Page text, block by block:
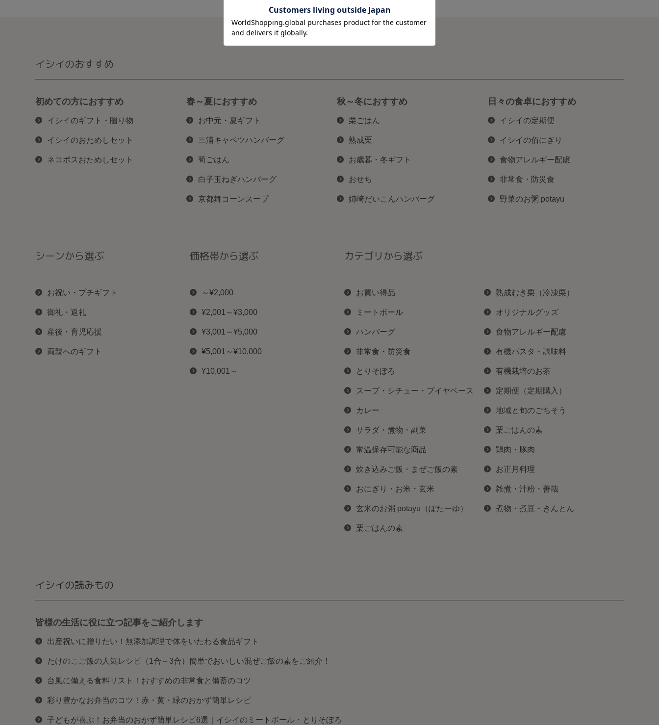
イシイのおすすめ
初めての方におすすめ
イシイのギフト・贈り物
イシイのおためしセット
ネコポスおためしセット
春～夏におすすめ
お中元・夏ギフト
三浦キャベツハンバーグ
筍ごはん
白子玉ねぎハンバーグ
京都舞コーンスープ
秋～冬におすすめ
栗ごはん
熟成栗
お歳暮・冬ギフト
おせち
姉崎だいこんハンバーグ
日々の食卓におすすめ
イシイの定期便
イシイの佰にぎり
食物アレルギー配慮
非常食・防災食
野菜のお粥 potayu
シーンから選ぶ
お祝い・プチギフト
御礼・返礼
産後・育児応援
両親へのギフト
価格帯から選ぶ
～¥2,000
¥2,001～¥3,000
¥3,001～¥5,000
¥5,001～¥10,000
¥10,001～
カテゴリから選ぶ
お買い得品
ミートボール
ハンバーグ
非常食・防災食
とりそぼろ
スープ・シチュー・ブイヤベース
カレー
サラダ・煮物・副菜
常温保存可能な商品
炊き込みご飯・まぜご飯の素
おにぎり・お米・玄米
玄米のお粥 potayu（ぽたーゆ）
栗ごはんの素
熟成むき栗（冷凍栗）
オリジナルグッズ
食物アレルギー配慮
有機パスタ・調味料
有機栽培のお茶
定期便（定期購入）
地域と旬のごちそう
栗ごはんの素
鶏肉・豚肉
お正月料理
雑煮・汁粉・善哉
煮物・煮豆・きんとん
イシイの読みもの
皆様の生活に役に立つ記事をご紹介します
出産祝いに贈りたい！無添加調理で体をいたわる食品ギフト
たけのこご飯の人気レシピ（1合～3合）簡単でおいしい混ぜご飯の素をご紹介！
台風に備える食料リスト！おすすめの非常食と備蓄のコツ
彩り豊かなお弁当のコツ！赤・黄・緑のおかず簡単レシピ
子どもが喜ぶ！お弁当のおかず簡単レシピ6選｜イシイのミートボール・とりそぼろ